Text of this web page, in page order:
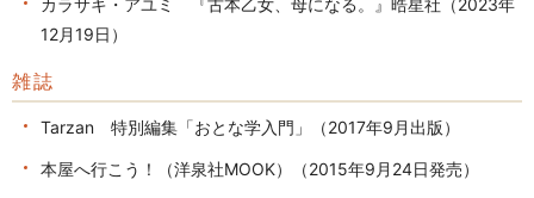
カラサキ・アユミ 『古本乙女、母になる。』晧星社（2023年
12月19日）
雑誌
Tarzan 特別編集「おとな学入門」（2017年9月出版）
本屋へ行こう！（洋泉社MOOK）（2015年9月24日発売）